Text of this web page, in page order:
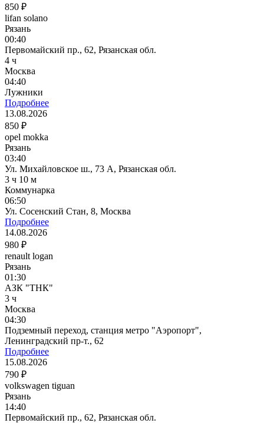
850 ₽
lifan solano
Рязань
00:40
Первомайский пр., 62, Рязанская обл.
4 ч
Москва
04:40
Лужники
Подробнее
13.08.2026
850 ₽
opel mokka
Рязань
03:40
Ул. Михайловское ш., 73 А, Рязанская обл.
3 ч 10 м
Коммунарка
06:50
Ул. Сосенский Стан, 8, Москва
Подробнее
14.08.2026
980 ₽
renault logan
Рязань
01:30
АЗК "ТНК"
3 ч
Москва
04:30
Подземный переход, станция метро "Аэропорт",
Ленинградский пр-т., 62
Подробнее
15.08.2026
790 ₽
volkswagen tiguan
Рязань
14:40
Первомайский пр., 62, Рязанская обл.